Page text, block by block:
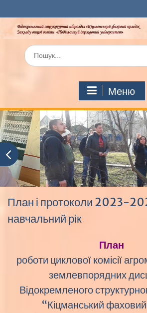
до
вмісту
Шукати:
Меню
План і протоколи 2023-
навчальний рік
План
роботи циклової комісії
землевпорядних
Відокремленого
“Кіцманський